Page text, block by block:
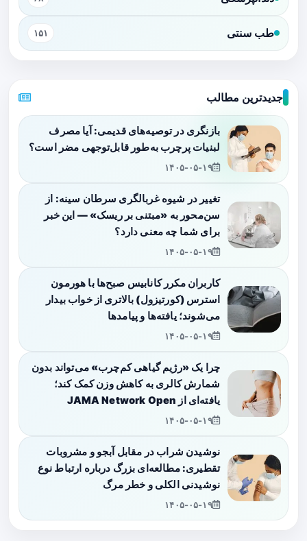
طب سنتی ۱۵۱
جدیدترین مطالب
بازنگری در توصیه‌های قدیمی: آیا مصرف
لبنیات پرچرب به‌طور قابل‌توجهی مضر است؟
۱۴۰۵-۰۵-۱۹
تغییر در شیوه غربالگری سرطان سینه: از
سن‌محور به «مبتنی بر ریسک» — این خبر
برای شما چه معنی دارد؟
۱۴۰۵-۰۵-۱۹
کاربران مکرر کانابیس صبح‌ها با هورمون
استرس (کورتیزول) بالاتری از خواب بیدار
می‌شوند؛ یافته‌ها و پیامدها
۱۴۰۵-۰۵-۱۹
چرا یک «رژیم گیاهی کم‌چرب» می‌تواند بدون
شمارش کالری به کاهش وزن کمک کند؛
یافته‌ای از JAMA Network Open
۱۴۰۵-۰۵-۱۹
نوشیدن شراب در مقابل آبجو و مشروبات
تقطیری: مطالعه‌ای بزرگ درباره ارتباط نوع
نوشیدنی الکلی و خطر مرگ
۱۴۰۵-۰۵-۱۹